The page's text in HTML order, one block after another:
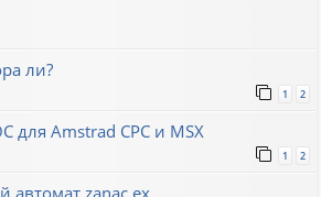
ли?
1 2
для Amstrad CPC и MSX
1 2